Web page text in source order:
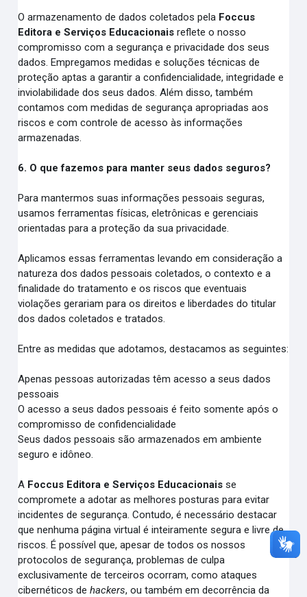
O armazenamento de dados coletados pela Foccus
Editora e Serviços Educacionais reflete o nosso
compromisso com a segurança e privacidade dos seus
dados. Empregamos medidas e soluções técnicas de
proteção aptas a garantir a confidencialidade, integridade e
inviolabilidade dos seus dados. Além disso, também
contamos com medidas de segurança apropriadas aos
riscos e com controle de acesso às informações
armazenadas.
6. O que fazemos para manter seus dados seguros?
Para mantermos suas informações pessoais seguras,
usamos ferramentas físicas, eletrônicas e gerenciais
orientadas para a proteção da sua privacidade.
Aplicamos essas ferramentas levando em consideração a
natureza dos dados pessoais coletados, o contexto e a
finalidade do tratamento e os riscos que eventuais
violações gerariam para os direitos e liberdades do titular
dos dados coletados e tratados.
Entre as medidas que adotamos, destacamos as seguintes:
Apenas pessoas autorizadas têm acesso a seus dados
pessoais
O acesso a seus dados pessoais é feito somente após o
compromisso de confidencialidade
Seus dados pessoais são armazenados em ambiente
seguro e idôneo.
A Foccus Editora e Serviços Educacionais se
compromete a adotar as melhores posturas para evitar
incidentes de segurança. Contudo, é necessário destacar
que nenhuma página virtual é inteiramente segura e livre de
riscos. É possível que, apesar de todos os nossos
protocolos de segurança, problemas de culpa
exclusivamente de terceiros ocorram, como ataques
cibernéticos dehackers, ou também em decorrência da